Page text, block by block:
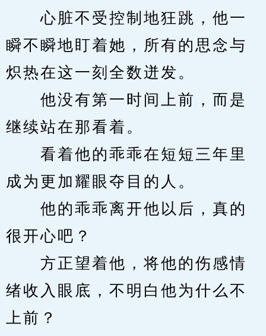
心脏不受控制地狂跳，他一
瞬不瞬地盯着她，所有的思念与
炽热在这一刻全数迸发。
他没有第一时间上前，而是
继续站在那看着。
看着他的乖乖在短短三年里
成为更加耀眼夺目的人。
他的乖乖离开他以后，真的
很开心吧？
方正望着他，将他的伤感情
绪收入眼底，不明白他为什么不
上前？